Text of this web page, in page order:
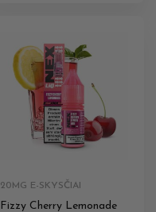
20MG E-SKYSČIAI
Fizzy Cherry Lemonade